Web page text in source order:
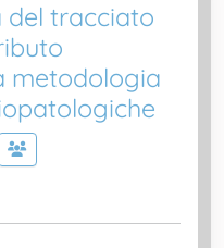
del tracciato
metodologia